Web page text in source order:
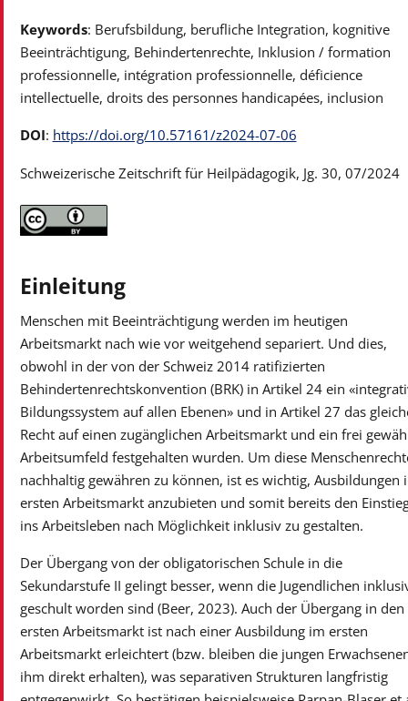
Keywords: Berufsbildung, berufliche Integration, kognitive
Beeinträchtigung, Behindertenrechte, Inklusion / formation
professionnelle, intégration professionnelle, déficience
intellectuelle, droits des personnes handicapées, inclusion
DOI: https://doi.org/10.57161/z2024-07-06
Schweizerische Zeitschrift für Heilpädagogik, Jg. 30, 07/2024
Einleitung
Menschen mit Beeinträchtigung werden im heutigen
Arbeitsmarkt nach wie vor weitgehend separiert. Und dies,
obwohl in der von der Schweiz 2014 ratifizierten
Behindertenrechtskonvention (BRK) in Artikel 24 ein
Bildungssystem auf allen Ebenen» und in Artikel 27 das
Recht auf einen zugänglichen Arbeitsmarkt und ein frei
Arbeitsumfeld festgehalten wurden. Um diese
nachhaltig gewähren zu können, ist es wichtig, Ausbildungen
ersten Arbeitsmarkt anzubieten und somit bereits den
ins Arbeitsleben nach Möglichkeit inklusiv zu gestalten.
Der Übergang von der obligatorischen Schule in die
Sekundarstufe II gelingt besser, wenn die Jugendlichen
geschult worden sind (Beer, 2023). Auch der Übergang in den
ersten Arbeitsmarkt ist nach einer Ausbildung im ersten
Arbeitsmarkt erleichtert (bzw. bleiben die jungen
ihm direkt erhalten), was separativen Strukturen langfristig